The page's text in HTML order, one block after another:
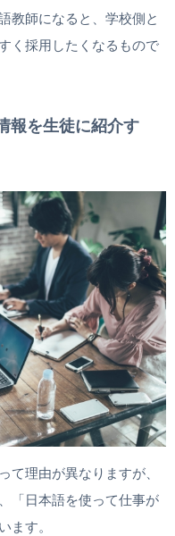
教師になると、学校側と
く採用したくなるもので
報を生徒に紹介す
て理由が異なりますが、
「日本語を使って仕事が
ます。